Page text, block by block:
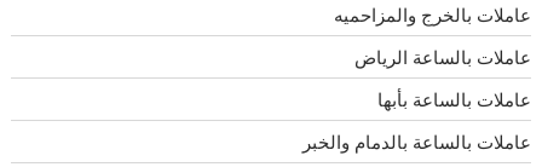
عاملات بالخرج والمزاحميه
عاملات بالساعة الرياض
عاملات بالساعة بأبها
عاملات بالساعة بالدمام والخبر